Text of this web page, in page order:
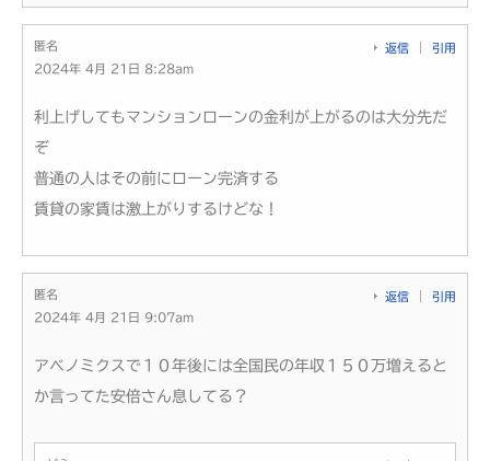
匿名
2024年 4月 21日 8:28am
返信 引用
利上げしてもマンションローンの金利が上がるのは大分先だ
ぞ
普通の人はその前にローン完済する
賃貸の家賃は激上がりするけどな！
匿名
2024年 4月 21日 9:07am
返信 引用
アベノミクスで１０年後には全国民の年収１５０万増えると
か言ってた安倍さん息してる？